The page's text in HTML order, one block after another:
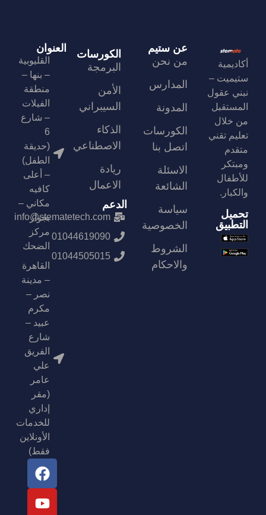
أكاديمية
ستيميت –
نبني عقول
المستقبل
من خلال
تعليم تقني
متقدم
ومبتكر
للأطفال
والكبار.
تحميل
التطبيق
عن ستيم
من نحن
المدارس
المدونة
الكورسات
اتصل بنا
الاسئلة
الشائعة
سياسة
الخصوصية
الشروط
والاحكام
الكورسات
البرمجة
الأمن
السيبراني
الذكاء
الاصطناعي
ريادة
الاعمال
الدعم
info@stematetech.com
01044619090
01044505015
العنوان
القليوبية
– بنها –
منطقة
الفيلات
– شارع
6
(حديقة
الطفل)
– أعلى
كافيه
مكاني –
بجوار
مركز
الضحك
القاهرة
– مدينة
نصر –
مكرم
عبيد –
شارع
الفريق
علي
عامر
(مقر
إداري
للخدمات
الأونلاين
فقط)